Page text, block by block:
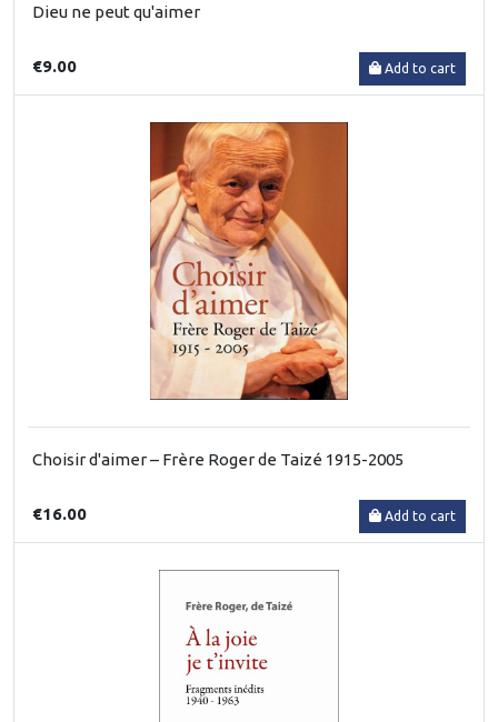
Dieu ne peut qu'aimer
€9.00 Add to cart
Choisir d'aimer – Frère Roger de Taizé 1915-2005
€16.00 Add to cart